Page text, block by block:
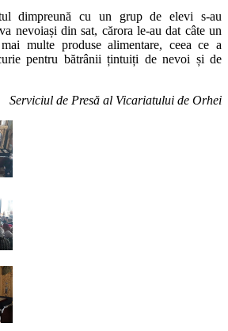
dimpreună cu un grup de elevi s-au
nevoiași din sat, cărora le-au dat câte un
multe produse alimentare, ceea ce a
pentru bătrânii țintuiți de nevoi și de
Serviciul de Presă al Vicariatului de Orhei